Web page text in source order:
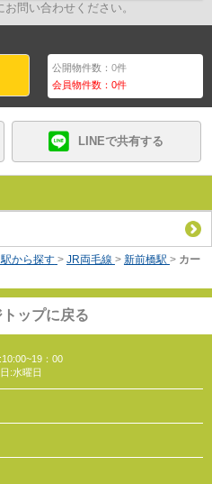
問い合わせください。
公開物件数：0件
会員物件数：0件
LINEで共有する
から探す > JR両毛線 > 新前橋駅 > カー
ップに戻る
：00
:水曜日